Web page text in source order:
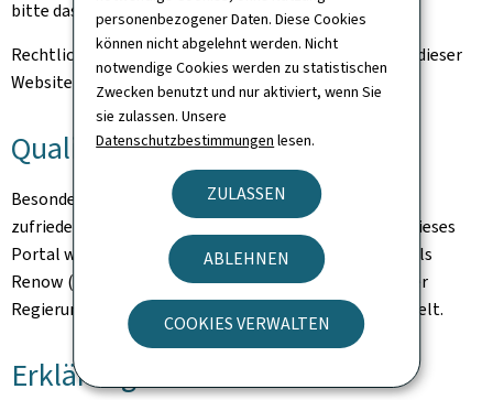
personenbezogener Daten. Diese Cookies
können nicht abgelehnt werden. Nicht
notwendige Cookies werden zu statistischen
Zwecken benutzt und nur aktiviert, wenn Sie
sie zulassen. Unsere
Datenschutzbestimmungen lesen.
ZULASSEN
ABLEHNEN
COOKIES VERWALTEN
bitte das
Kontaktformular.
Rechtliche Hinweise und Informationen zum Hosting dieser
Website finden Sie auf der Seite
rechtliche Aspekte
Qualität
Besonderes Augenmerk galt der Gewährleistung eines
zufriedenstellenden Qualitäts- und Zugangsniveaus. Dieses
Portal wird nach den Empfehlungen des Bezugsmodells
Renow (Bezugsmodell der Websites-Normalisation der
Regierung des Großherzogtums Luxemburgs) entwickelt.
Erklärung zur Barrierefreiheit